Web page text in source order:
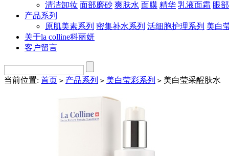
清洁卸妆 面部磨砂 爽肤水 面膜 精华 乳液面霜 眼
产品系列
原肌美素系列 密集补水系列 活细胞护理系列 美白
关于la colline科丽妍
客户留言
当前位置: 首页 > 产品系列 > 美白莹彩系列 > 美白莹采醒肤水